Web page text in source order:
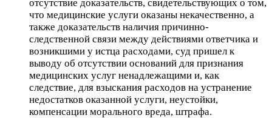
отсутствие доказательств, свидетельствующих о том,
что медицинские услуги оказаны некачественно, а
также доказательств наличия причинно-
следственной связи между действиями ответчика и
возникшими у истца расходами, суд пришел к
выводу об отсутствии оснований для признания
медицинских услуг ненадлежащими и, как
следствие, для взыскания расходов на устранение
недостатков оказанной услуги, неустойки,
компенсации морального вреда, штрафа.